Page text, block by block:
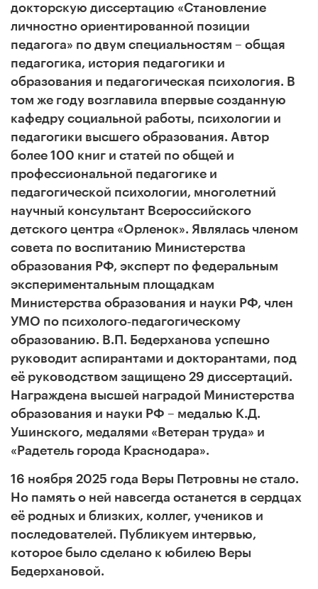
докторскую диссертацию «Становление
личностно ориентированной позиции
педагога» по двум специальностям – общая
педагогика, история педагогики и
образования и педагогическая психология. В
том же году возглавила впервые созданную
кафедру социальной работы, психологии и
педагогики высшего образования. Автор
более 100 книг и статей по общей и
профессиональной педагогике и
педагогической психологии, многолетний
научный консультант Всероссийского
детского центра «Орленок». Являлась членом
совета по воспитанию Министерства
образования РФ, эксперт по федеральным
экспериментальным площадкам
Министерства образования и науки РФ, член
УМО по психолого‑педагогическому
образованию. В.П. Бедерханова успешно
руководит аспирантами и докторантами, под
её руководством защищено 29 диссертаций.
Награждена высшей наградой Министерства
образования и науки РФ – медалью К.Д.
Ушинского, медалями «Ветеран труда» и
«Радетель города Краснодара».
16 ноября 2025 года Веры Петровны не стало.
Но память о ней навсегда останется в сердцах
её родных и близких, коллег, учеников и
последователей. Публикуем интервью,
которое было сделано к юбилею Веры
Бедерхановой.